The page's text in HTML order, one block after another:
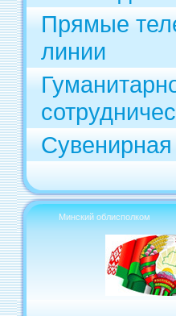
Прямые
линии
Минский облисполком